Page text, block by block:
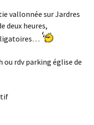
vallonnée sur Jardres
deux heures,
ou rdv parking église de